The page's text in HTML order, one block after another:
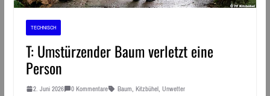
TECHNISCH
T: Umstürzender Baum verletzt eine
Person
2. Juni 2026 0 Kommentare Baum, Kitzbühel, Unwetter